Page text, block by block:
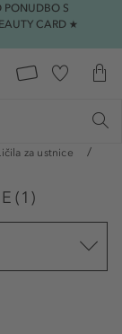
PONUDBO S
CARD ★
za ustnice
(1 )